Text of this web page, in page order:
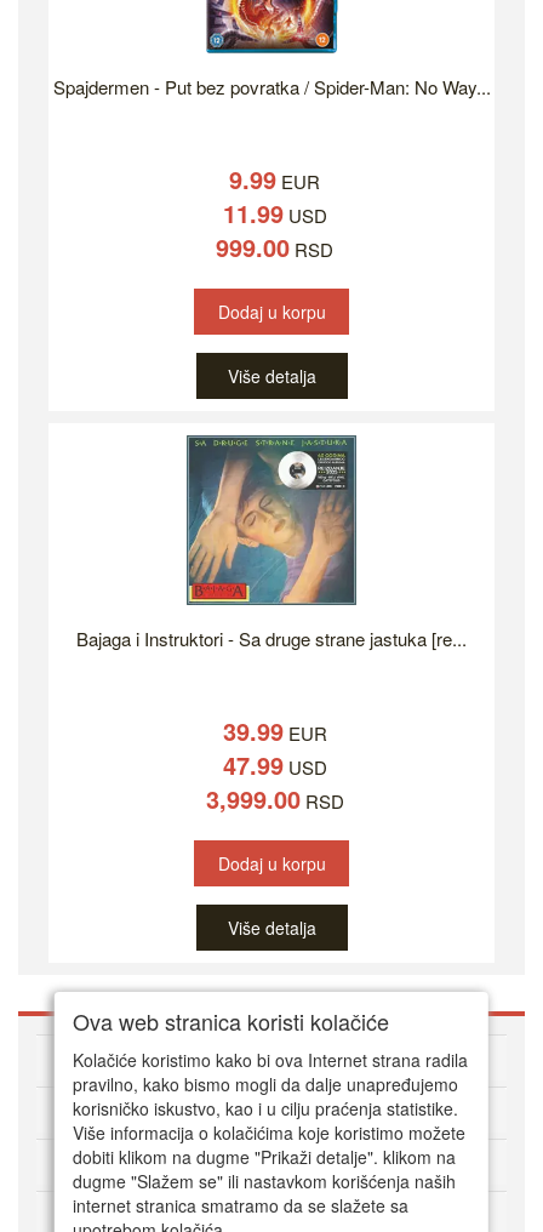
Spajdermen - Put bez povratka / Spider-Man: No Way...
9.99 EUR
11.99USD
999.00 RSD
Dodaj u korpu
Više detalja
Bajaga i Instruktori - Sa druge strane jastuka [re...
39.99EUR
47.99USD
3,999.00RSD
Dodaj u korpu
Više detalja
O DVD Zoni
Kako kupovati online
Korisnički servis
Način plaćanja
Ova web stranica koristi kolačiće
Kolačiće koristimo kako bi ova Internet strana radila
pravilno, kako bismo mogli da dalje unapređujemo
korisničko iskustvo, kao i u cilju praćenja statistike.
Više informacija o kolačićima koje koristimo možete
dobiti klikom na dugme "Prikaži detalje". klikom na
dugme "Slažem se" ili nastavkom korišćenja naših
internet stranica smatramo da se slažete sa